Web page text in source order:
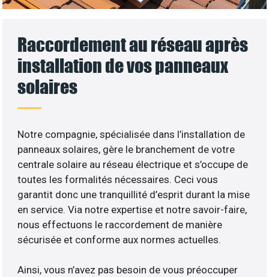
Raccordement au réseau après
installation de vos panneaux
solaires
Notre compagnie, spécialisée dans l’installation de
panneaux solaires, gère le branchement de votre
centrale solaire au réseau électrique et s’occupe de
toutes les formalités nécessaires. Ceci vous
garantit donc une tranquillité d’esprit durant la mise
en service. Via notre expertise et notre savoir-faire,
nous effectuons le raccordement de manière
sécurisée et conforme aux normes actuelles.
Ainsi, vous n’avez pas besoin de vous préoccuper